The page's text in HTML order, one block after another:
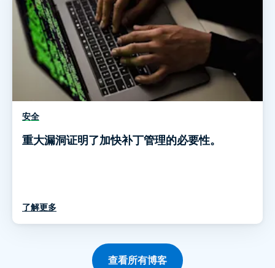
安全
重大漏洞证明了加快补丁管理的必要性。
了解更多
查看所有博客